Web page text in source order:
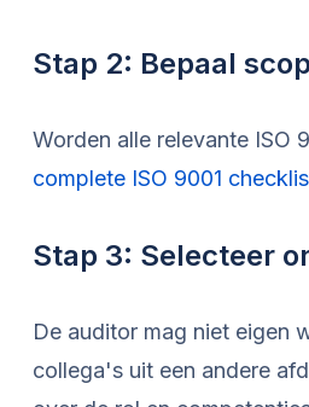
Stap 2: Bepaal
Worden alle relevante ISO
complete ISO 9001
Stap 3: Selecteer
De auditor mag niet eigen
collega's uit een andere